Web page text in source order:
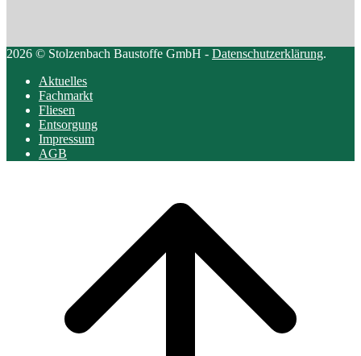
2026 © Stolzenbach Baustoffe GmbH - Datenschutzerklärung.
Aktuelles
Fachmarkt
Fliesen
Entsorgung
Impressum
AGB